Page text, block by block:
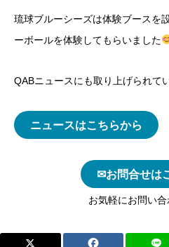
琉球ブルーシーズは体験ブースを
ーボールを体験してもらいました
QABニュースにも取り上げられて
ニュースはこちらから
✉お問合せは
お気軽にお問い